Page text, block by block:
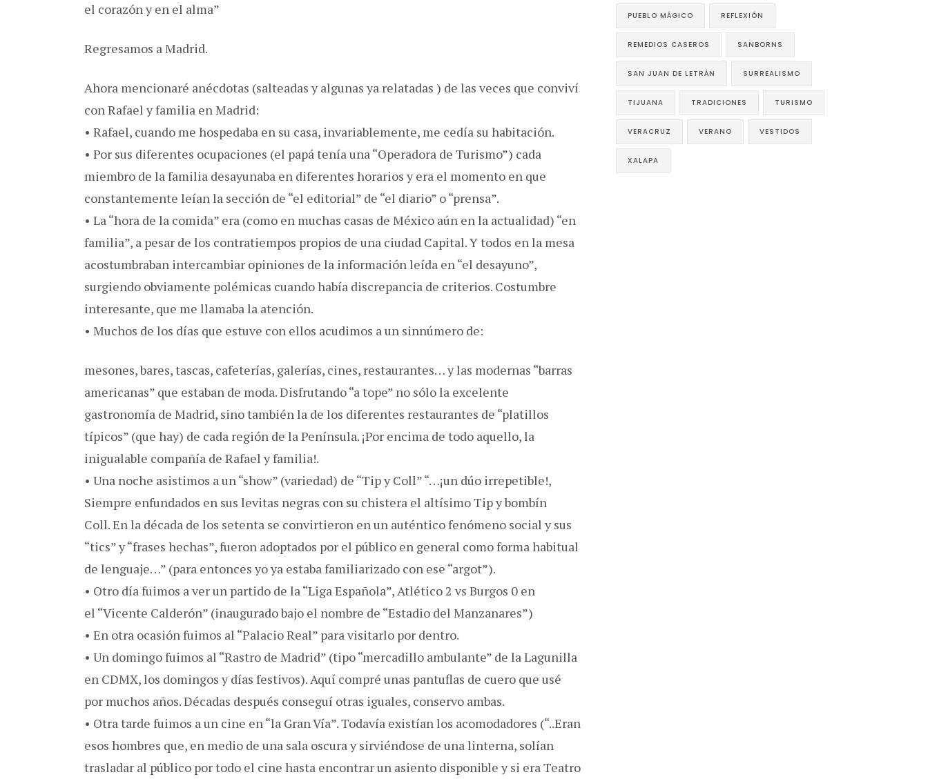
el corazón y en el alma”
Regresamos a Madrid.
Ahora mencionaré anécdotas (salteadas y algunas ya relatadas ) de las veces que conviví
con Rafael y familia en Madrid:
• Rafael, cuando me hospedaba en su casa, invariablemente, me cedía su habitación.
• Por sus diferentes ocupaciones (el papá tenía una “Operadora de Turismo”) cada
miembro de la familia desayunaba en diferentes horarios y era el momento en que
constantemente leían la sección de “el editorial” de “el diario” o “prensa”.
• La “hora de la comida” era (como en muchas casas de México aún en la actualidad) “en
familia”, a pesar de los contratiempos propios de una ciudad Capital. Y todos en la mesa
acostumbraban intercambiar opiniones de la información leída en “el desayuno”,
surgiendo obviamente polémicas cuando había discrepancia de criterios. Costumbre
interesante, que me llamaba la atención.
• Muchos de los días que estuve con ellos acudimos a un sinnúmero de:
mesones, bares, tascas, cafeterías, galerías, cines, restaurantes… y las modernas “barras
americanas” que estaban de moda. Disfrutando “a tope” no sólo la excelente
gastronomía de Madrid, sino también la de los diferentes restaurantes de “platillos
típicos” (que hay) de cada región de la Península. ¡Por encima de todo aquello, la
inigualable compañía de Rafael y familia!.
• Una noche asistimos a un “show” (variedad) de “Tip y Coll” “…¡un dúo irrepetible!,
Siempre enfundados en sus levitas negras con su chistera el altísimo Tip y bombín
Coll. En la década de los setenta se convirtieron en un auténtico fenómeno social y sus
“tics” y “frases hechas”, fueron adoptados por el público en general como forma habitual
de lenguaje…” (para entonces yo ya estaba familiarizado con ese “argot”).
• Otro día fuimos a ver un partido de la “Liga Española”, Atlético 2 vs Burgos 0 en
el “Vicente Calderón” (inaugurado bajo el nombre de “Estadio del Manzanares”)
• En otra ocasión fuimos al “Palacio Real” para visitarlo por dentro.
• Un domingo fuimos al “Rastro de Madrid” (tipo “mercadillo ambulante” de la Lagunilla
en CDMX, los domingos y días festivos). Aquí compré unas pantuflas de cuero que usé
por muchos años. Décadas después conseguí otras iguales, conservo ambas.
• Otra tarde fuimos a un cine en “la Gran Vía”. Todavía existían los acomodadores (“..Eran
esos hombres que, en medio de una sala oscura y sirviéndose de una linterna, solían
trasladar al público por todo el cine hasta encontrar un asiento disponible y si era Teatro
PUEBLO MÁGICO REFLEXIÓN
REMEDIOS CASEROS SANBORNS
SAN JUAN DE LETRÁN SURREALISMO
TIJUANA TRADICIONES TURISMO
VERACRUZ VERANO VESTIDOS
XALAPA